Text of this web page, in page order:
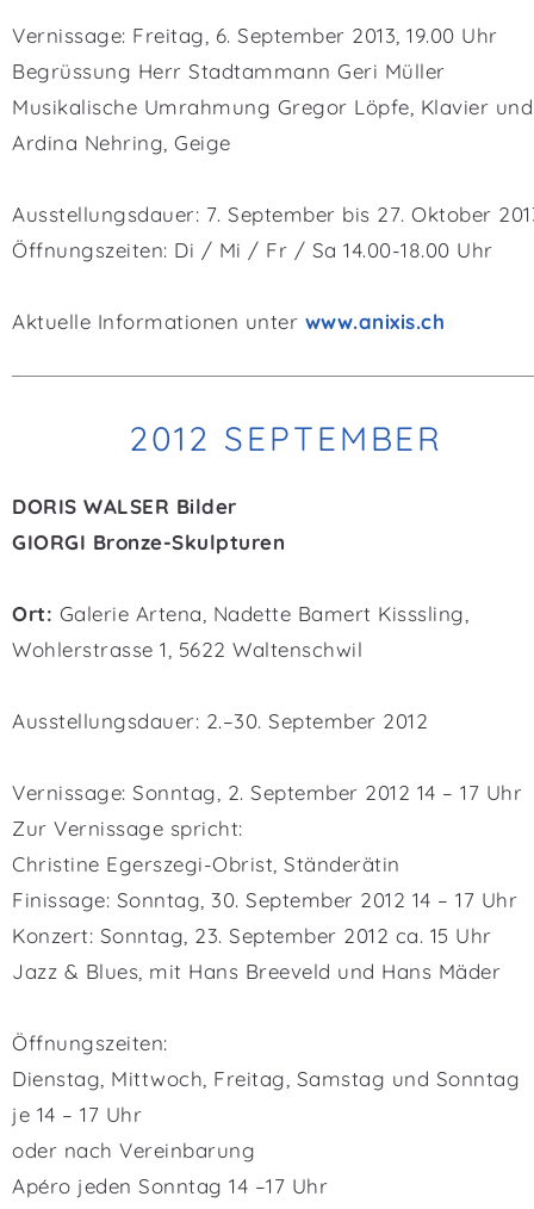
Vernissage: Freitag, 6. September 2013, 19.00 Uhr
Begrüssung Herr Stadtammann Geri Müller
Musikalische Umrahmung Gregor Löpfe, Klavier und
Ardina Nehring, Geige
Ausstellungsdauer: 7. September bis 27. Oktober
Öffnungszeiten: Di / Mi / Fr / Sa 14.00-18.00 Uhr
Aktuelle Informationen unter www.anixis.ch
2012 SEPTEMBER
DORIS WALSER Bilder
GIORGI Bronze-Skulpturen
Ort: Galerie Artena, Nadette Bamert Kisssling,
Wohlerstrasse 1, 5622 Waltenschwil
Ausstellungsdauer: 2.–30. September 2012
Vernissage: Sonntag, 2. September 2012 14 – 17 Uhr
Zur Vernissage spricht:
Christine Egerszegi-Obrist, Ständerätin
Finissage: Sonntag, 30. September 2012 14 – 17 Uhr
Konzert: Sonntag, 23. September 2012 ca. 15 Uhr
Jazz & Blues, mit Hans Breeveld und Hans Mäder
Öffnungszeiten:
Dienstag, Mittwoch, Freitag, Samstag und Sonntag
je 14 – 17 Uhr
oder nach Vereinbarung
Apéro jeden Sonntag 14 –17 Uhr